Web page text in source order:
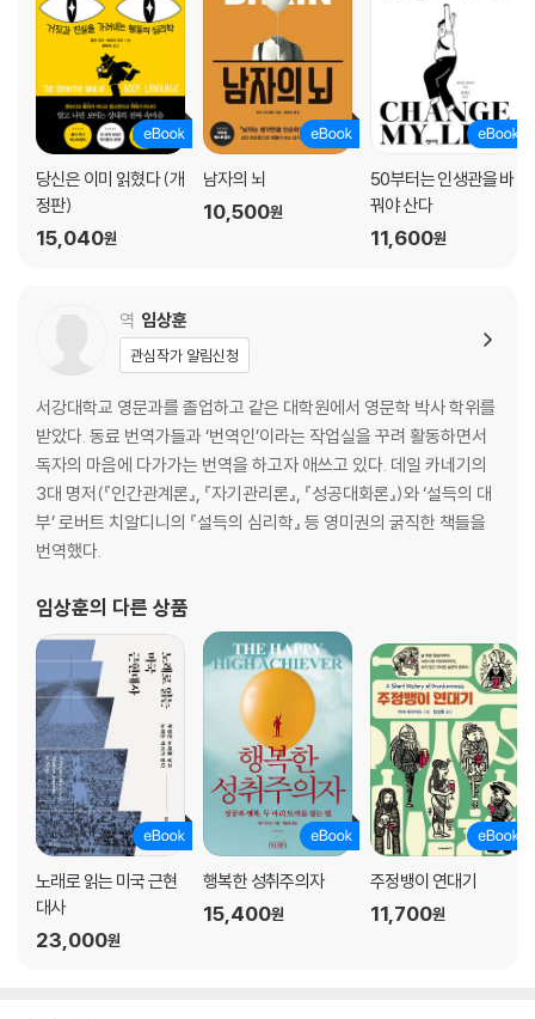
자유의 침해에 대한 심리적 반발
미운 두 살과 십 대의 심리적 반발 | 욕망의 합리화 | 검열의 작용과 반작용
| 반발을 줄이는 효과적인 방법
희소성 원칙을 위한 최적의 조건
가진 것을 빼앗겼을 때 더 큰 결핍을 느낀다 | 희소 자원을 둘러싼 어리석은
경쟁 | 나만의 독특함을 과시하는 차별화 전략
희소성 원칙에 대응하는 자기방어 전략
PART 7 일관성 원칙
고민할 필요 없는 편리한 선택 | 자기 기만의 요새 | 완구회사의 교묘한 마
‘한 발 들이밀기’ 전략 | 효과적인 입장 정립의 필요조건 | 문서작성의 마법
| 공개적인 입장 표명 | 수고스러운 입장 정립의 효과 | 자발적 선택과 내적
책임감 | ‘낮은 공 던지기’ 전략
‘낮은 공’ 전략의 바람직한 사용법
일관성을 위한 신호 보내기
일관성 원칙에 대응하는 자기방어 전략
관성 원칙에 취약한 사람들
PART 8 연대감 원칙
‘우리’라는 관계
연대감이 사업에 미치는 영향 | 연대감은 진실보다 강력하다 | 팀의 승리가
곧 나의 승리다 | 연대감과 인간관계
같은 집단에 속해 있다는 느낌
친족 | 장소
함께 행동한다는 것
비슷함에서 호감으로 | 공동의 경험이 가져온 자기희생 | 태초에 음악이 있
었다 | 논리적 접근 vs. 감정적 접근 | 반복적인 상호 교환 | 함께 고통 겪기
당신은 이미 읽혔다 (개
정판)
15,040원
남자의 뇌
10,500원
50부터는 인생관을 바
꿔야 산다
11,600원
역 임상훈
관심작가 알림신청
서강대학교 영문과를 졸업하고 같은 대학원에서 영문학 박사 학위를
받았다. 동료 번역가들과 ‘번역인’이라는 작업실을 꾸려 활동하면서
독자의 마음에 다가가는 번역을 하고자 애쓰고 있다. 데일 카네기의
3대 명저(『인간관계론』, 『자기관리론』, 『성공대화론』)와 ‘설득의 대
부’ 로버트 치알디니의 『설득의 심리학』 등 영미권의 굵직한 책들을
번역했다.
임상훈의 다른 상품
노래로 읽는 미국 근현
대사
23,000원
행복한 성취주의자
15,400원
주정뱅이 연대기
11,700원